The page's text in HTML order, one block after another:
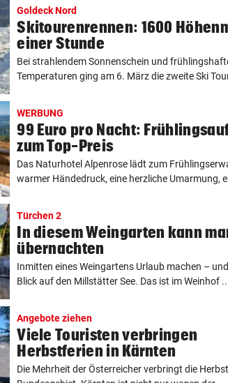
Goldeck Nord
Skitourenrennen: 1600
einer Stunde
Bei strahlendem Sonnenschein und
Temperaturen ging am 6. März die zweite Ski
WERBUNG
99 Euro pro Nacht:
zum Top-Preis
Das Naturhotel Alpenrose lädt zum
warmer Händedruck, eine herzliche Umarmung,
Türchen 2
In diesem Weingarten kann
übernachten
Inmitten eines Weingartens Urlaub machen –
Blick auf den Millstätter See. Das ist im Weinhof
Angebote ziehen
Viele Touristen verbringen
Herbstferien in Kärnten
Die Mehrheit der Österreicher verbringt die